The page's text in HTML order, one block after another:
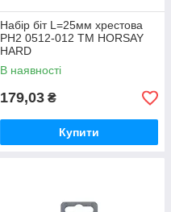
Набір біт L=25мм хрестова
PH2 0512-012 ТМ HORSAY
HARD
В наявності
179,03 ₴
Купити